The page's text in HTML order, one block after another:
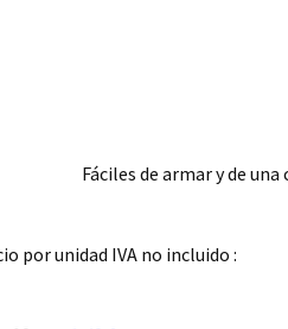
Fáciles de armar y de
por unidad IVA no incluido :